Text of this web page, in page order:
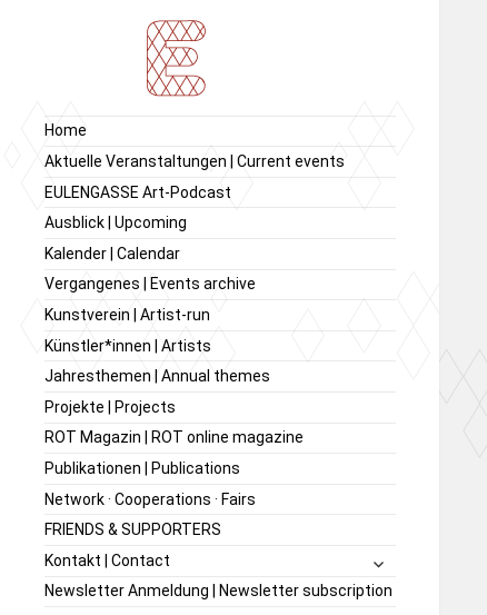
Ausstellungsraum
EULENGASSE
zeitgenössischer Kunst,
Kunstverein
EULENGASSE e.V.
Home
Aktuelle Veranstaltungen | Current events
EULENGASSE Art-Podcast
Ausblick | Upcoming
Kalender | Calendar
Vergangenes | Events archive
Kunstverein | Artist-run
Künstler*innen | Artists
Jahresthemen | Annual themes
Projekte | Projects
ROT Magazin | ROT online magazine
Publikationen | Publications
Network · Cooperations · Fairs
FRIENDS & SUPPORTERS
Kontakt | Contact
Newsletter Anmeldung | Newsletter subscription